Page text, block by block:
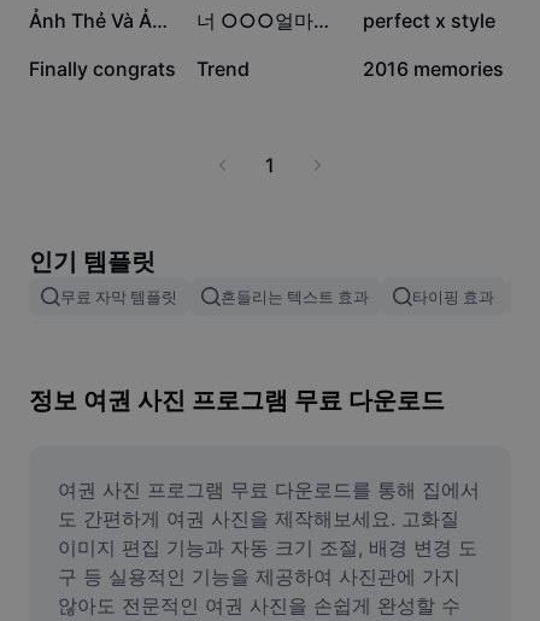
이미지 배경 삭제
이미지 보정기
온라인 사진 에디터
밈 생성기
AI Text Remover
더 보기
Dreamina Seedance 2.0 Launch
9.3천 Ảnh Thẻ Và Ảnh Chụp 5.9천 너 ○○○얼마나 좋아해? 4.1천
perfect x style
3.8천
Finally congrats 3.2천
Trend 990
2016 memories
1
인기 템플릿
무료 자막 템플릿 흔들리는 텍스트 효과 타이핑 효과
정보 여권 사진 프로그램 무료 다운로드
여권 사진 프로그램 무료 다운로드를 통해 집에서
도 간편하게 여권 사진을 제작해보세요. 고화질
이미지 편집 기능과 자동 크기 조절, 배경 변경 도
구 등 실용적인 기능을 제공하여 사진관에 가지
않아도 전문적인 여권 사진을 손쉽게 완성할 수